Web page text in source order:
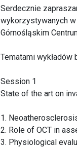
Serdecznie
wykorzystywanych
Górnośląskim
Tematami wykładów
Session 1
State of the art on
1.
2. Role of OCT in
3. Physiological